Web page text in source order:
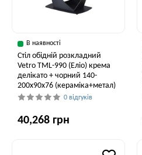
В наявності
Стіл обідній розкладний
Vetro TML-990 (Еліо) крема
делікато + чорний 140-
200x90x76 (кераміка+метал)
0 відгуків
40,268 грн